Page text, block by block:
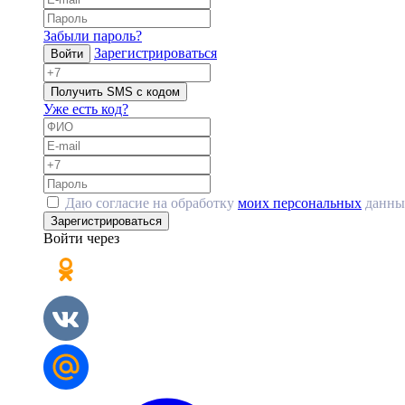
Забыли пароль?
Войти Зарегистрироваться
Получить SMS с кодом
Уже есть код?
Даю согласие на обработку моих персональных
Зарегистрироваться
Войти через